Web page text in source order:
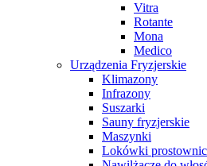
Vitra
Rotante
Mona
Medico
Urządzenia Fryzjerskie
Klimazony
Infrazony
Suszarki
Sauny fryzjerskie
Maszynki
Lokówki